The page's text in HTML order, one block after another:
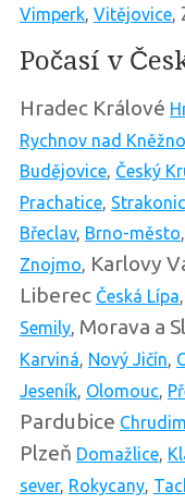
Vimperk, Vitějovice,
Počasí v
Hradec Králové
Rychnov nad
Budějovice, Český
Prachatice,
Břeclav, Brno-město,
Znojmo, Karlovy
Liberec Česká Lípa,
Semily, Morava a
Karviná, Nový Jičín,
Jeseník, Olomouc,
Pardubice Chrudim
Plzeň Domažlice,
sever, Rokycany,